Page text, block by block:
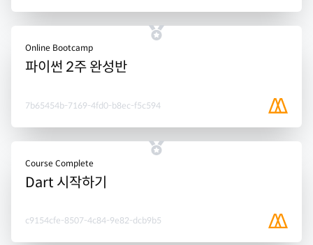
Online Bootcamp
파이썬 2주 완성반
7b65454b-7169-4fd0-b8ec-f5c594
Course Complete
Dart 시작하기
c9154cfe-8507-4c84-9e82-dcb9b5